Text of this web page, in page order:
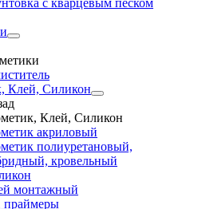
с кварцевым песком
Клей, Силикон
Клей, Силикон
акриловый
полиуретановый,
кровельный
монтажный
праймеры